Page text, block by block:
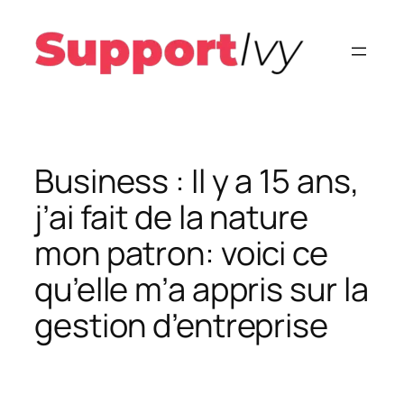
contenu
Business : Il y a 15 ans,
j’ai fait de la nature
mon patron: voici ce
qu’elle m’a appris sur la
gestion d’entreprise